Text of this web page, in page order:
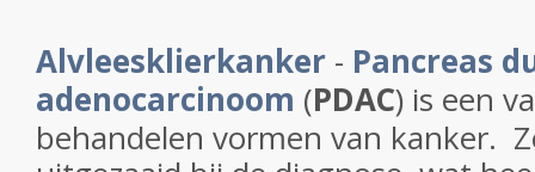
Alvleesklierkanker - Pancreas
adenocarcinoom (PDAC) is een
behandelen vormen van kanker.